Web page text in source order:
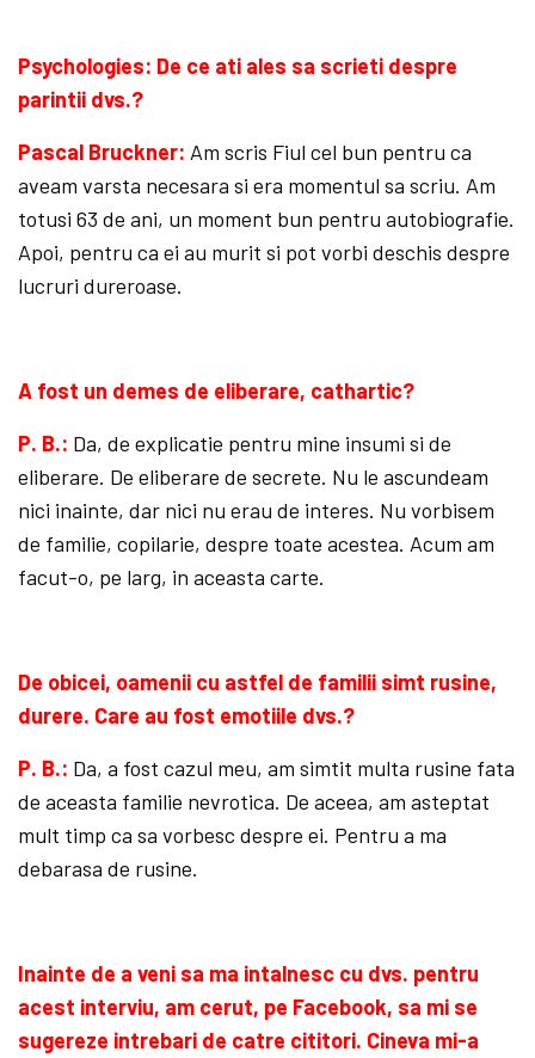
Psychologies: De ce ati ales sa scrieti despre
parintii dvs.?
Pascal Bruckner: Am scris Fiul cel bun pentru ca
aveam varsta necesara si era momentul sa scriu. Am
totusi 63 de ani, un moment bun pentru autobiografie.
Apoi, pentru ca ei au murit si pot vorbi deschis despre
lucruri dureroase.
A fost un demes de eliberare, cathartic?
P. B.: Da, de explicatie pentru mine insumi si de
eliberare. De eliberare de secrete. Nu le ascundeam
nici inainte, dar nici nu erau de interes. Nu vorbisem
de familie, copilarie, despre toate acestea. Acum am
facut-o, pe larg, in aceasta carte.
De obicei, oamenii cu astfel de familii simt rusine,
durere. Care au fost emotiile dvs.?
P. B.: Da, a fost cazul meu, am simtit multa rusine fata
de aceasta familie nevrotica. De aceea, am asteptat
mult timp ca sa vorbesc despre ei. Pentru a ma
debarasa de rusine.
Inainte de a veni sa ma intalnesc cu dvs. pentru
acest interviu, am cerut, pe Facebook, sa mi se
sugereze intrebari de catre cititori. Cineva mi-a